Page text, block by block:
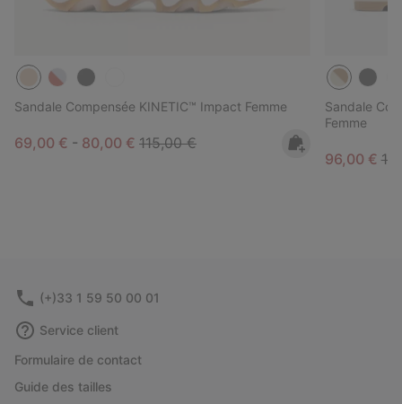
Sandale Compensée KINETIC™ Impact Femme
Minimum sale price:
69,00 € - Maximum sale price:
80,00 € Regular price:
115,00 €
Sandale
Femme
Sale price:
96,00 €
(+)33 1 59 50 00 01
Service client
Formulaire de contact
Guide des tailles